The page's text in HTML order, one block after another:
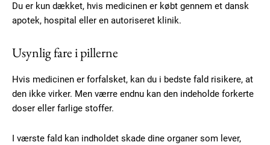
Du er kun dækket, hvis medicinen er købt gennem et dansk
apotek, hospital eller en autoriseret klinik.
Usynlig fare i pillerne
Hvis medicinen er forfalsket, kan du i bedste fald risikere, at
den ikke virker. Men værre endnu kan den indeholde forkerte
doser eller farlige stoffer.
I værste fald kan indholdet skade dine organer som lever,